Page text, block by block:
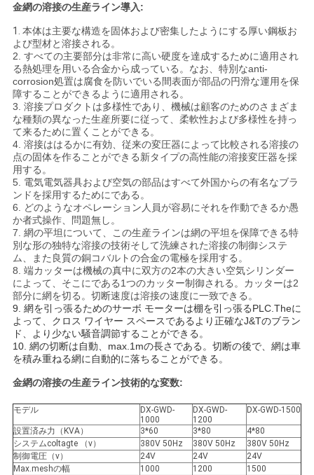
に
連
絡
し
な
さ
い
引
用
を
要
求
し
な
さ
い
金網の溶接の生産ライン導入:
1. 本体は主要な構造を固体および密集したようにする厚い鋼板お
よび型材と溶接される。
2. すべての主要部分は非常に高い硬度を達成するために適用され
る熱処理を用いる合金から成っている。なお、特別なanti-
corrosion処置は腐食を防いでいる間表面が部品の円滑な運用を保
障することができるように適用される。
3. 溶接プロダクトは多様性であり、機械は顧客のためのさまざま
な種類の異なった生産所要に従って、柔軟性および多様性を持っ
て来るために置くことができる。
4. 溶接ははるかに有効、従来の変圧器によって比較される溶接の
点の固体を作ることができる新タイプの高性能の溶接変圧器を採
用する。
5. 電気電気器具および空気の部品はすべて外国からの有名なブラ
ンドを採用するためにである。
6. どのようなオペレーション人員が容易にそれを作動できるか愚
か者式操作、問題無し。
7. 網の平坦について、この生産ラインは網の平坦を保障できる特
別な形の独特な溶接の技術そして洗練された溶接の制御システ
ム、また良質の銅コバルトの合金の電極を採用する。
8. 端カッターは機械の真中に双方の2本の大きい空気シリンダー
によって、そこにである1つのカッター制御される。カッターは2
部分に網を切る。切断速度は溶接の速度に一致できる。
9. 網を引っ張るためのサーボ モーターは棚を引っ張るPLC.Theに
よって、クロス ワイヤー スペースであるより正確なJ&Tのブラン
ド、より少ない騒音調節することができる。
10. 網の切断は自動、max.1mの長さである。切断の後で、網は車
を積み重ねる網に自動的に落ちることができる。
金網の溶接の生産ライン技術的な変数:
モデル
DX-GWD-
1000
DX-GWD-
1200
DX-GWD-1500
設置済み力（KVA） 3*60 3*80
4*80
システムcoltagte （v）
380V 50Hz 380V 50Hz
380V 50Hz
制御電圧（v）
24V 24V
24V
Max.meshの幅
1000 1200
1500